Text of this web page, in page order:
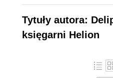
Tytuły autora:
księgarni Helion